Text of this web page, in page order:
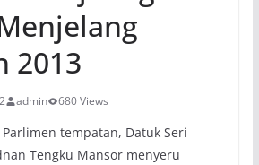
2013
admin 680 Views
Parlimen tempatan, Datuk Seri
Tengku Mansor menyeru